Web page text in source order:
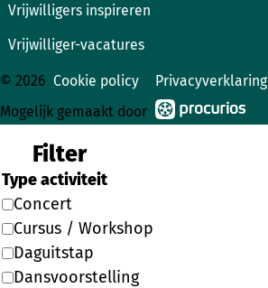
Vrijwilligers inspireren
Vrijwilliger-vacatures
© 2026 Cookie policy
Privacyverklaring
Mogelijk gemaakt door
Filter
Type activiteit
Concert
Cursus / Workshop
Daguitstap
Dansvoorstelling